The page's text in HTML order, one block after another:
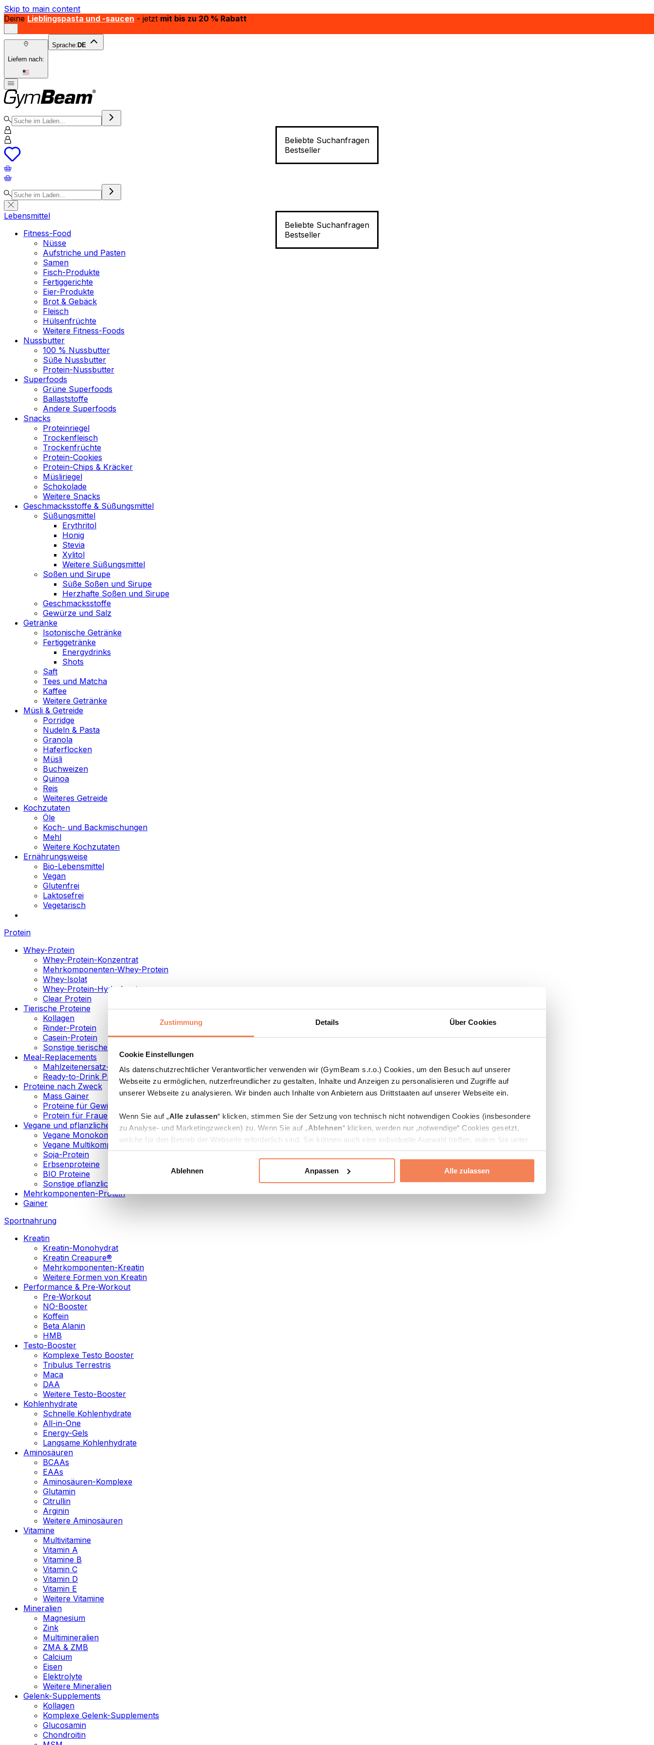
Zustimmung Details Über Cookies
Cookie Einstellungen
Als datenschutzrechtlicher Verantwortlicher verwenden wir (GymBeam s.r.o.) Cookies, um den Besuch auf unserer
Webseite zu ermöglichen, nutzerfreundlicher zu gestalten, Inhalte und Anzeigen zu personalisieren und Zugriffe auf
unserer Webseite zu analysieren. Wir binden auch Inhalte von Anbietern aus Drittstaaten auf unserer Webseite ein.
Wenn Sie auf „Alle zulassen“ klicken, stimmen Sie der Setzung von technisch nicht notwendigen Cookies (insbesondere
zu Analyse- und Marketingzwecken) zu. Wenn Sie auf „Ablehnen“ klicken, werden nur „notwendige“ Cookies gesetzt,
welche für den Betrieb der Webseite erforderlich sind. Sie können auch eine individuelle Auswahl treffen, indem Sie unter
„Anpassen“ einzelne Kategorien an- oder abwählen und „Auswahl erlauben“ klicken.
Weitere Informationen über die Verarbeitung Ihrer Daten finden Sie in den Unterpunkten „Details“ und „Über Cookies“
Ablehnen Anpassen Alle zulassen
Skip to main content
Deine Lieblingspasta und -saucen - jetzt mit bis zu 20 % Rabatt
Liefern nach:
Sprache: DE
Beliebte Suchanfragen
Bestseller
Beliebte Suchanfragen
Bestseller
Lebensmittel
Fitness-Food
Nüsse
Aufstriche und Pasten
Samen
Fisch-Produkte
Fertiggerichte
Eier-Produkte
Brot & Gebäck
Fleisch
Hülsenfrüchte
Weitere Fitness-Foods
Nussbutter
100 % Nussbutter
Süße Nussbutter
Protein-Nussbutter
Superfoods
Grüne Superfoods
Ballaststoffe
Andere Superfoods
Snacks
Proteinriegel
Trockenfleisch
Trockenfrüchte
Protein-Cookies
Protein-Chips & Kräcker
Müsliriegel
Schokolade
Weitere Snacks
Geschmacksstoffe & Süßungsmittel
Süßungsmittel
Erythritol
Honig
Stevia
Xylitol
Weitere Süßungsmittel
Soßen und Sirupe
Süße Soßen und Sirupe
Herzhafte Soßen und Sirupe
Geschmacksstoffe
Gewürze und Salz
Getränke
Isotonische Getränke
Fertiggetränke
Energydrinks
Shots
Saft
Tees und Matcha
Kaffee
Weitere Getränke
Müsli & Getreide
Porridge
Nudeln & Pasta
Granola
Haferflocken
Müsli
Buchweizen
Quinoa
Reis
Weiteres Getreide
Kochzutaten
Öle
Koch- und Backmischungen
Mehl
Weitere Kochzutaten
Ernährungsweise
Bio-Lebensmittel
Vegan
Glutenfrei
Laktosefrei
Vegetarisch
Protein
Whey-Protein
Whey-Protein-Konzentrat
Mehrkomponenten-Whey-Protein
Whey-Isolat
Whey-Protein-Hydrolysat
Clear Protein
Tierische Proteine
Kollagen
Rinder-Protein
Casein-Protein
Sonstige tierische Proteine
Meal-Replacements
Mahlzeitenersatz-Pulver
Ready-to-Drink Proteingetränke
Proteine nach Zweck
Mass Gainer
Proteine für Gewichtsverlust
Protein für Frauen
Vegane und pflanzliche Proteine
Vegane Monokomponenten-Proteine
Vegane Multikomponenten-Proteine
Soja-Protein
Erbsenproteine
BIO Proteine
Sonstige pflanzliche Proteine
Mehrkomponenten-Protein
Gainer
Sportnahrung
Kreatin
Kreatin-Monohydrat
Kreatin Creapure®
Mehrkomponenten-Kreatin
Weitere Formen von Kreatin
Performance & Pre-Workout
Pre-Workout
NO-Booster
Koffein
Beta Alanin
HMB
Testo-Booster
Komplexe Testo Booster
Tribulus Terrestris
Maca
DAA
Weitere Testo-Booster
Kohlenhydrate
Schnelle Kohlenhydrate
All-in-One
Energy-Gels
Langsame Kohlenhydrate
Aminosäuren
BCAAs
EAAs
Aminosäuren-Komplexe
Glutamin
Citrullin
Arginin
Weitere Aminosäuren
Vitamine
Multivitamine
Vitamin A
Vitamine B
Vitamin C
Vitamin D
Vitamin E
Weitere Vitamine
Mineralien
Magnesium
Zink
Multimineralien
ZMA & ZMB
Calcium
Eisen
Elektrolyte
Weitere Mineralien
Gelenk-Supplements
Kollagen
Komplexe Gelenk-Supplements
Glucosamin
Chondroitin